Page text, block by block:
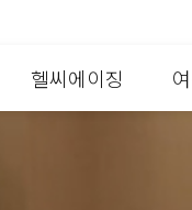
헬씨에이징